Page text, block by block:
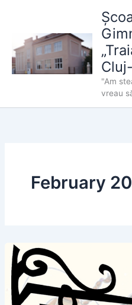
content
"Am
vreau
February